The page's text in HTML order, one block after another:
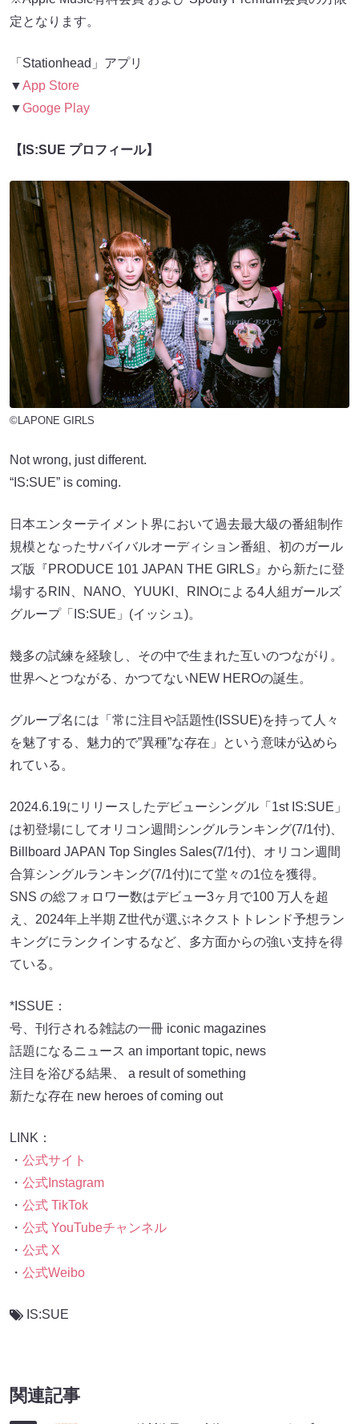
定となります。
「Stationhead」アプリ
▼App Store
▼Googe Play
【IS:SUE プロフィール】
©︎LAPONE GIRLS
Not wrong, just different.
“IS:SUE” is coming.
日本エンターテイメント界において過去最大級の番組制作
規模となったサバイバルオーディション番組、初のガール
ズ版『PRODUCE 101 JAPAN THE GIRLS』から新たに登
場するRIN、NANO、YUUKI、RINOによる4人組ガールズ
グループ「IS:SUE」(イッシュ)。
幾多の試練を経験し、その中で生まれた互いのつながり。
世界へとつながる、かつてないNEW HEROの誕生。
グループ名には「常に注目や話題性(ISSUE)を持って人々
を魅了する、魅力的で”異種”な存在」という意味が込めら
れている。
2024.6.19にリリースしたデビューシングル「1st IS:SUE」
は初登場にしてオリコン週間シングルランキング(7/1付)、
Billboard JAPAN Top Singles Sales(7/1付)、オリコン週間
合算シングルランキング(7/1付)にて堂々の1位を獲得。
SNS の総フォロワー数はデビュー3ヶ月で100 万⼈を超
え、2024年上半期 Z世代が選ぶネクストトレンド予想ラン
キングにランクインするなど、多方面からの強い支持を得
ている。
*ISSUE：
号、刊行される雑誌の一冊 iconic magazines
話題になるニュース an important topic, news
注目を浴びる結果、 a result of something
新たな存在 new heroes of coming out
LINK：
・ 公式サイト
・ 公式Instagram
・ 公式 TikTok
・ 公式 YouTubeチャンネル
・ 公式 X
・ 公式Weibo
IS:SUE
関連記事